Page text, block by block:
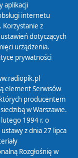
aplikacji
internetu
Korzystanie z
dotyczących
urządzenia.
prywatności
element Serwisów
producentem
w Warszawie.
1994 r. o
z dnia 27 lipca
Rozgłośnię w